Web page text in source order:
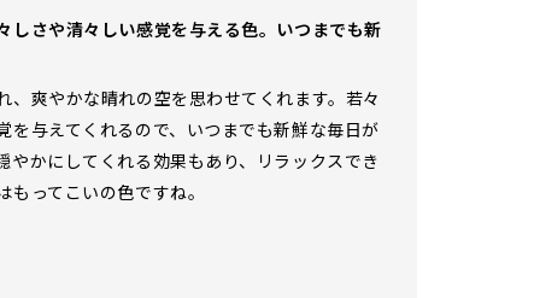
しさや清々しい感覚を与える色。いつまでも新
、爽やかな晴れの空を思わせてくれます。若々
を与えてくれるので、いつまでも新鮮な毎日が
やかにしてくれる効果もあり、リラックスでき
もってこいの色ですね。